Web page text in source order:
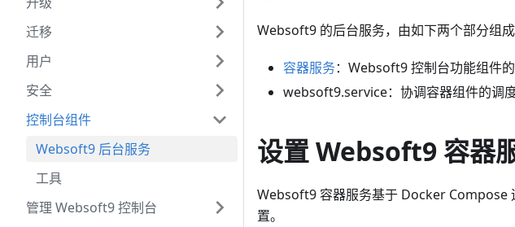
迁移
用户
安全
控制台组件
Websoft9 后台服务
工具
管理 Websoft9 控制台
Websoft9 的后台服务，由如下两个部分组成
容器服务：Websoft9 控制台功能组件
websoft9.service：协调容器组件的调
设置 Websoft9 容器
Websoft9 容器服务基于 Docker Compose
置。